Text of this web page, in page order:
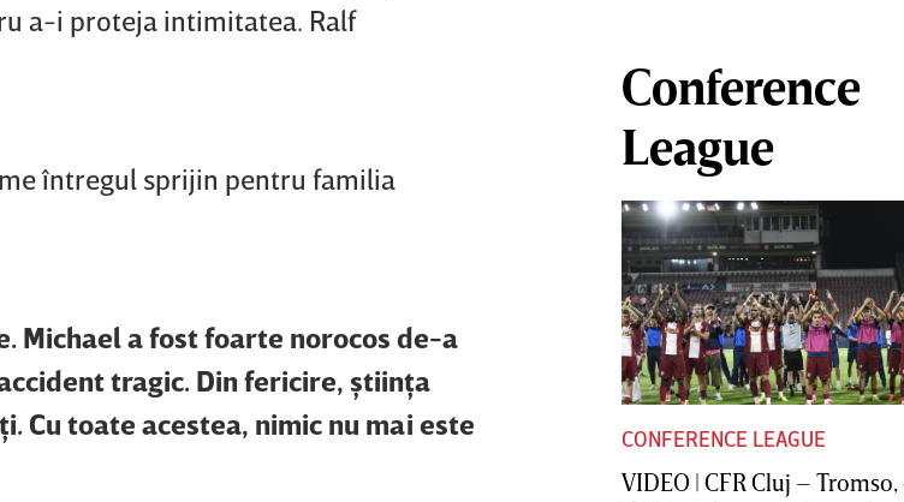
a-i proteja intimitatea. Ralf
întregul sprijin pentru familia
Michael a fost foarte norocos de-a
tragic. Din fericire, ştiinţa
Cu toate acestea, nimic nu mai este
Conference
League
CONFERENCE LEAGUE
VIDEO | CFR Cluj – Tromso,